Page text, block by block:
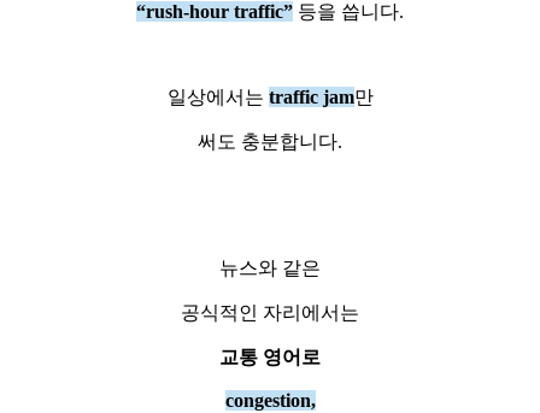
“rush-hour traffic” 등을 씁니다.
일상에서는 traffic jam만
써도 충분합니다.
뉴스와 같은
공식적인 자리에서는
교통 영어로
congestion,